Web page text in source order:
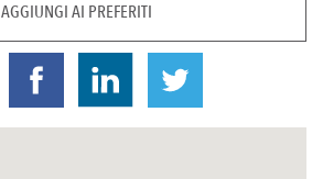
AGGIUNGI AI PREFERITI